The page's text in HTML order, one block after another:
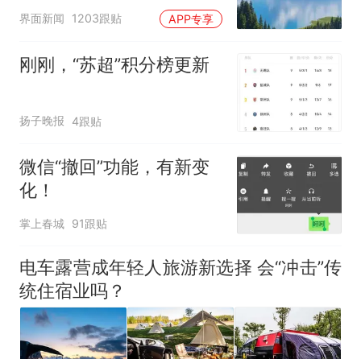
界面新闻 1203跟贴 APP专享
刚刚，“苏超”积分榜更新
扬子晚报 4跟贴
微信“撤回”功能，有新变
化！
掌上春城 91跟贴
电车露营成年轻人旅游新选择 会“冲击”传
统住宿业吗？